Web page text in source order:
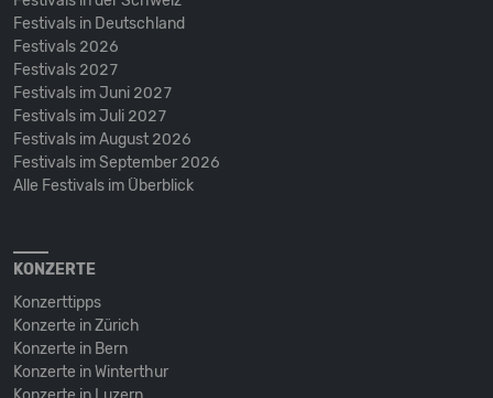
Festivals in Deutschland
Festivals 2026
Festivals 2027
Festivals im Juni 2027
Festivals im Juli 2027
Festivals im August 2026
Festivals im September 2026
Alle Festivals im Überblick
KONZERTE
Konzerttipps
Konzerte in Zürich
Konzerte in Bern
Konzerte in Winterthur